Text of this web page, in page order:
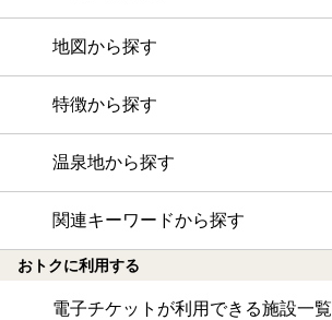
地図から探す
特徴から探す
温泉地から探す
関連キーワードから探す
おトクに利用する
電子チケットが利用できる施設一覧